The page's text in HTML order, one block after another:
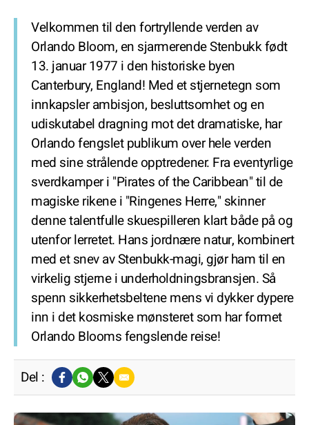
Velkommen til den fortryllende verden av
Orlando Bloom, en sjarmerende Stenbukk født
13. januar 1977 i den historiske byen
Canterbury, England! Med et stjernetegn som
innkapsler ambisjon, besluttsomhet og en
udiskutabel dragning mot det dramatiske, har
Orlando fengslet publikum over hele verden
med sine strålende opptredener. Fra eventyrlige
sverdkamper i "Pirates of the Caribbean" til de
magiske rikene i "Ringenes Herre," skinner
denne talentfulle skuespilleren klart både på og
utenfor lerretet. Hans jordnære natur, kombinert
med et snev av Stenbukk-magi, gjør ham til en
virkelig stjerne i underholdningsbransjen. Så
spenn sikkerhetsbeltene mens vi dykker dypere
inn i det kosmiske mønsteret som har formet
Orlando Blooms fengslende reise!
Del :